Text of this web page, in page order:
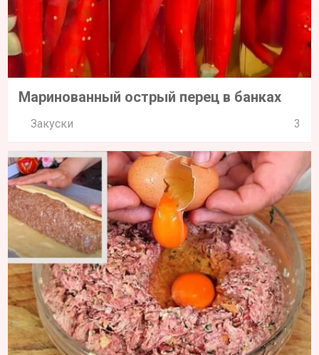
Маринованный острый перец в банках
Закуски 3